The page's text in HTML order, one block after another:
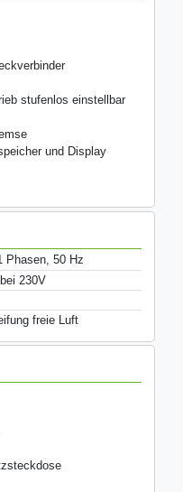
stufenlos einstellbar
und Display
Phasen, 50 Hz
230V
freie Luft